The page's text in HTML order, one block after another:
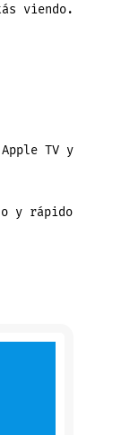
viendo.
TV y
y rápido